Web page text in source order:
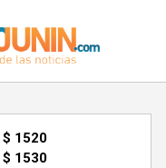
$ 1520
$ 1530